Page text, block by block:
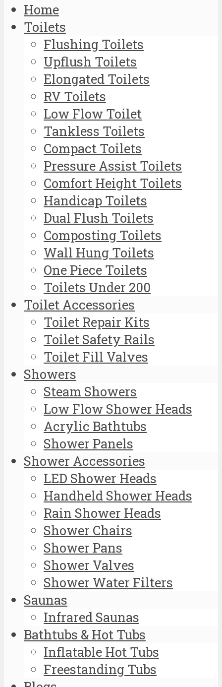
Home
Toilets
Flushing Toilets
Upflush Toilets
Elongated Toilets
RV Toilets
Low Flow Toilet
Tankless Toilets
Compact Toilets
Pressure Assist Toilets
Comfort Height Toilets
Handicap Toilets
Dual Flush Toilets
Composting Toilets
Wall Hung Toilets
One Piece Toilets
Toilets Under 200
Toilet Accessories
Toilet Repair Kits
Toilet Safety Rails
Toilet Fill Valves
Showers
Steam Showers
Low Flow Shower Heads
Acrylic Bathtubs
Shower Panels
Shower Accessories
LED Shower Heads
Handheld Shower Heads
Rain Shower Heads
Shower Chairs
Shower Pans
Shower Valves
Shower Water Filters
Saunas
Infrared Saunas
Bathtubs & Hot Tubs
Inflatable Hot Tubs
Freestanding Tubs